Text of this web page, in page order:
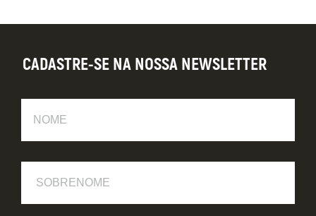
CADASTRE-SE NA NOSSA NEWSLETTER